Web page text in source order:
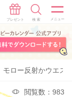
モロー反射かウエス
閲覧数：983